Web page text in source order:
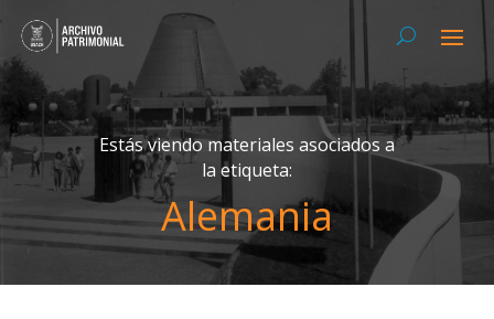
Estás viendo materiales asociados a
la etiqueta:
Alemania